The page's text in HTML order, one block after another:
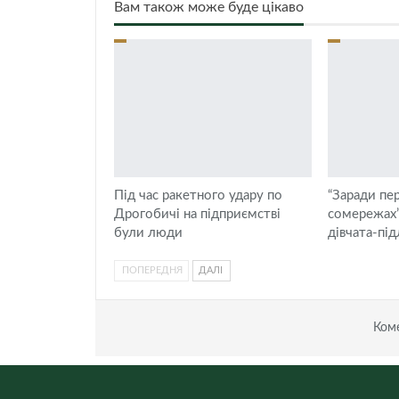
Вам також може буде цікаво
Під час ракетного удару по
Дрогобичі на підприємстві
були люди
“Заради
дівчата-
ПОПЕРЕДНЯ ДАЛІ